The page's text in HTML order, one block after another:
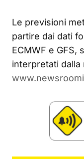
Le previsioni
partire dai dati
ECMWF e GFS,
interpretati dalla